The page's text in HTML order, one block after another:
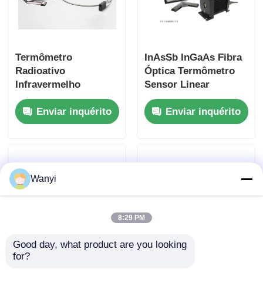
Termômetro
Radioativo
Infravermelho
600℃-2000℃ 0.8um-
1.0um Termômetro de
Fibra
Enviar inquérito
InAsSb InGaAs Fibra
Óptica Termômetro
Sensor Linear
Termômetro
Enviar inquérito
Wanyi
8:29 PM
Good day, what product are you looking
for?